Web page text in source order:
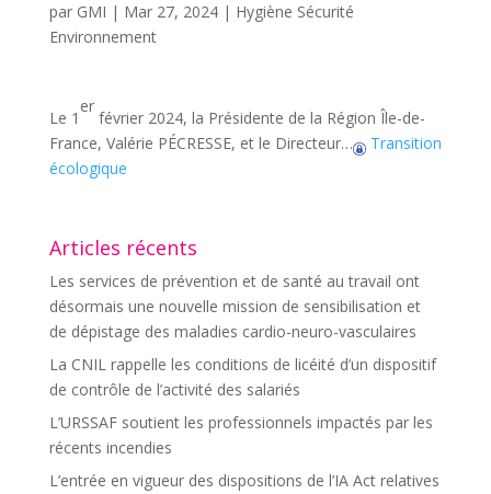
par GMI | Mar 27, 2024| Hygiène Sécurité
Environnement
Le 1
er
février 2024, la Présidente de la Région Île-de-
France, Valérie PÉCRESSE, et le Directeur…
Transition
écologique
Articles récents
Les services de prévention et de santé au travail ont
désormais une nouvelle mission de sensibilisation et
de dépistage des maladies cardio-neuro-vasculaires
La CNIL rappelle les conditions de licéité d’un dispositif
de contrôle de l’activité des salariés
L’URSSAF soutient les professionnels impactés par les
récents incendies
L’entrée en vigueur des dispositions de l’IA Act relatives